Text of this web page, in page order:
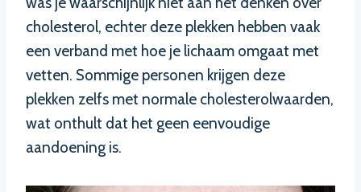
cholesterol, echter deze plekken hebben vaak
een verband met hoe je lichaam omgaat met
vetten. Sommige personen krijgen deze
plekken zelfs met normale cholesterolwaarden,
wat onthult dat het geen eenvoudige
aandoening is.